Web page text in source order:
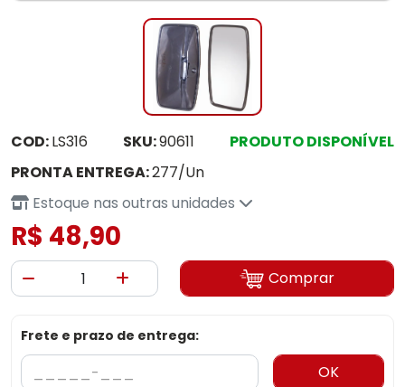
COD:LS316 SKU:90611
PRODUTO DISPONÍVEL
PRONTA ENTREGA:277/Un
Estoque nas outras unidades
R$ 48,90
Comprar
Frete e prazo de entrega:
OK